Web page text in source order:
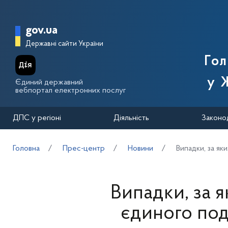
Головна сторінка Державної
gov.ua
Державні сайти України
Єдиний державний
вебпортал електронних послуг
у
ДПС у регіоні Діяльність
Головна Прес-центр Новини Випадки, за
Випадки, за
єдиного